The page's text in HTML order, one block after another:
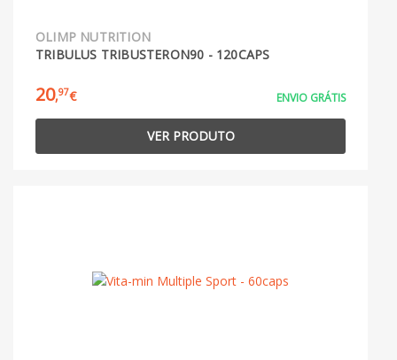
OLIMP NUTRITION
TRIBULUS TRIBUSTERON90 - 120CAPS
20,97€ ENVIO GRÁTIS
VER PRODUTO